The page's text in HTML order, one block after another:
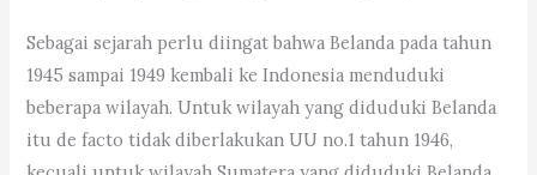
Sebagai sejarah perlu diingat bahwa Belanda pada tahun
1945 sampai 1949 kembali ke Indonesia menduduki
beberapa wilayah. Untuk wilayah yang diduduki Belanda
itu de facto tidak diberlakukan UU no.1 tahun 1946,